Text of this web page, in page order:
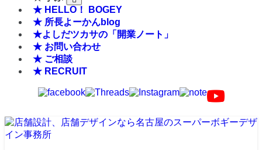
★ HELLO！ BOGEY
★ 所長よーかんblog
★よしだツカサの「開業ノート」
★ お問い合わせ
★ ご相談
★ RECRUIT